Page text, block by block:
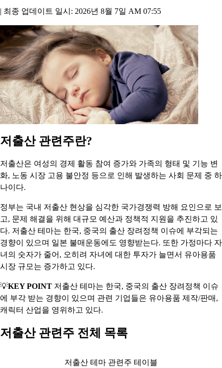
| 최종 업데이트 일시: 2026년 8월 7일 AM 07:55
저출산 관련주란?
저출산은 여성의 경제 활동 참여 증가와 가족의 형태 및 기능 변
화, 노동 시장 고용 불안정 등으로 인해 발생하는 사회 문제 중 하
나이다.
정부는 국내 저출산 현상을 심각한 국가경쟁력 방해 요인으로 보
고, 문제 해결을 위해 대규모 예산과 정책적 지원을 추진하고 있
다. 저출산 테마는 한국, 중국의 출산 장려정책 이슈에 부각되는
경향이 있으며 일본 불매운동에도 영향받는다. 또한 가정마다 자
녀의 숫자가 줄어, 오히려 자녀에 대한 투자가 늘면서 유아용품
시장 규모는 증가하고 있다.
💡KEY POINT 저출산 테마는 한국, 중국의 출산 장려정책 이슈
에 부각 받는 경향이 있으며 관련 기업들은 유아용품 제작/판매,
캐릭터 산업을 영위하고 있다.
저출산 관련주 전체 목록
저출산 테마 관련주 테이블